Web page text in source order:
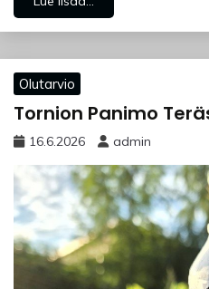
Olutarvio
Tornion Panimo
16.6.2026 admin